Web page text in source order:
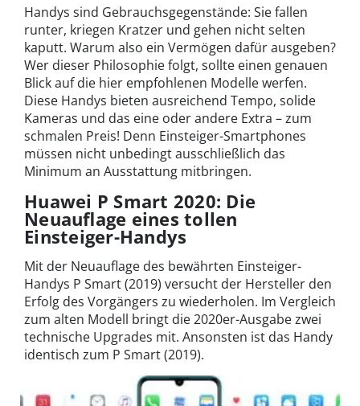
Handys sind Gebrauchsgegenstände: Sie fallen
runter, kriegen Kratzer und gehen nicht selten
kaputt. Warum also ein Vermögen dafür ausgeben?
Wer dieser Philosophie folgt, sollte einen genauen
Blick auf die hier empfohlenen Modelle werfen.
Diese Handys bieten ausreichend Tempo, solide
Kameras und das eine oder andere Extra – zum
schmalen Preis! Denn Einsteiger-Smartphones
müssen nicht unbedingt ausschließlich das
Minimum an Ausstattung mitbringen.
Huawei P Smart 2020: Die
Neuauflage eines tollen
Einsteiger-Handys
Mit der Neuauflage des bewährten Einsteiger-
Handys P Smart (2019) versucht der Hersteller den
Erfolg des Vorgängers zu wiederholen. Im Vergleich
zum alten Modell bringt die 2020er-Ausgabe zwei
technische Upgrades mit. Ansonsten ist das Handy
identisch zum P Smart (2019).